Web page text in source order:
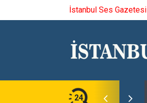
İstanbul Ses Gazetesi
24